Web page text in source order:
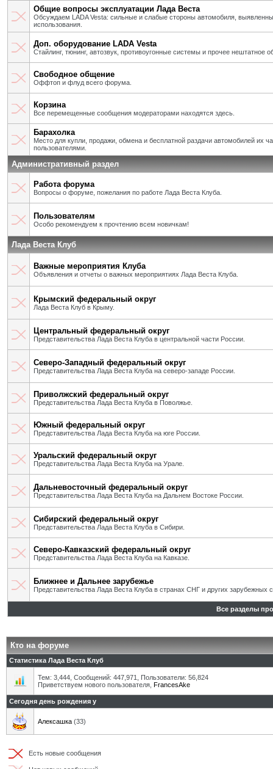
Общие вопросы эксплуатации Лада Веста
Обсуждаем LADA Vesta: сильные и слабые стороны автомобиля,
использования.
Доп. оборудование LADA Vesta
Стайлинг, тюнинг, автозвук, противоугонные системы и прочее нештатное
Свободное общение
Оффтоп и флуд всего форума.
Корзина
Все перемещенные сообщения модераторами находятся здесь.
Барахолка
Место для купли, продажи, обмена и бесплатной раздачи автомобилей их
пользователями.
Административный раздел
Работа форума
Вопросы о форуме, пожелания по работе Лада Веста Клуба.
Пользователям
Особо рекомендуем к прочтению всем новичкам!
Лада Веста Клуб
Важные мероприятия Клуба
Объявления и отчеты о важных мероприятиях Лада Веста Клуба.
Крымский федеральный округ
Лада Веста Клуб в Крыму.
Центральный федеральный округ
Представительства Лада Веста Клуба в центральной части России.
Северо-Западный федеральный округ
Представительства Лада Веста Клуба на северо-западе России.
Приволжский федеральный округ
Представительства Лада Веста Клуба в Поволжье.
Южный федеральный округ
Представительства Лада Веста Клуба на юге России.
Уральский федеральный округ
Представительства Лада Веста Клуба на Урале.
Дальневосточный федеральный округ
Представительства Лада Веста Клуба на Дальнем Востоке России.
Сибирский федеральный округ
Представительства Лада Веста Клуба в Сибири.
Северо-Кавказский федеральный округ
Представительства Лада Веста Клуба на Кавказе.
Ближнее и Дальнее зарубежье
Представительства Лада Веста Клуба в странах СНГ и других зарубежных
Все разделы
Кто на форуме
Статистика Лада Веста Клуб
Тем: 3,444, Сообщений: 447,971, Пользователи: 56,824
Приветствуем нового пользователя, FrancesAke
Сегодня день рождения у
Алексашка (33)
Есть новые сообщения